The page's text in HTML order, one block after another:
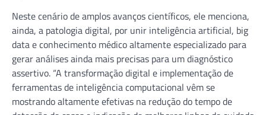
Neste cenário de amplos avanços científicos, ele menciona,
ainda, a patologia digital, por unir inteligência artificial, big
data e conhecimento médico altamente especializado para
gerar análises ainda mais precisas para um diagnóstico
assertivo. “A transformação digital e implementação de
ferramentas de inteligência computacional vêm se
mostrando altamente efetivas na redução do tempo de